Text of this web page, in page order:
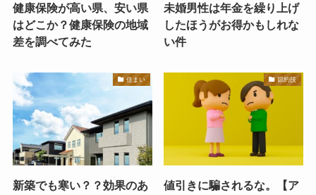
健康保険が高い県、安い県
はどこか？健康保険の地域
差を調べてみた
未婚男性は年金を繰り上げ
したほうがお得かもしれな
い件
住まい
新築でも寒い？？効果のあ
節約技
値引きに騙されるな。【ア